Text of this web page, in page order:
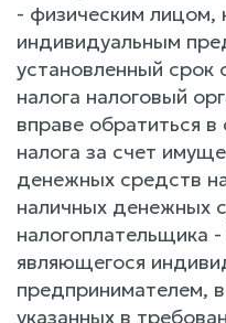
- физическим лицом,
индивидуальным
установленный срок
налога налоговый
вправе обратиться
налога за счет
денежных средств
наличных денежных
налогоплательщика
являющегося
предпринимателем,
указанных в